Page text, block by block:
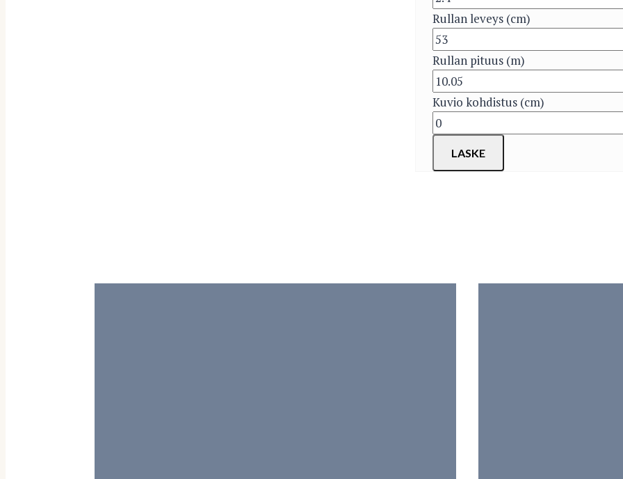
Rullan leveys (cm)
Rullan pituus (m)
Kuvio kohdistus (cm)
LASKE